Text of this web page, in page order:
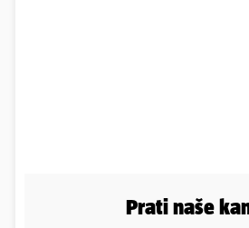
Prati naše